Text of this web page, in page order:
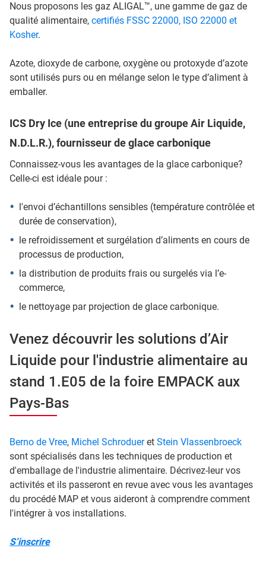
Nous proposons les gaz ALIGAL™, une gamme de gaz de
qualité alimentaire, certifiés FSSC 22000, ISO 22000 et
Kosher.
Azote, dioxyde de carbone, oxygène ou protoxyde d’azote
sont utilisés purs ou en mélange selon le type d’aliment à
emballer.
ICS Dry Ice (une entreprise du groupe Air Liquide,
N.D.L.R.), fournisseur de glace carbonique
Connaissez-vous les avantages de la glace carbonique?
Celle-ci est idéale pour :
l'envoi d’échantillons sensibles (température contrôlée et
durée de conservation),
le refroidissement et surgélation d’aliments en cours de
processus de production,
la distribution de produits frais ou surgelés via l’e-
commerce,
le nettoyage par projection de glace carbonique.
Venez découvrir les solutions d’Air
Liquide pour l'industrie alimentaire au
stand 1.E05 de la foire EMPACK aux
Pays-Bas
Berno de Vree, Michel Schrodueret Stein Vlassenbroeck
sont spécialisés dans les techniques de production et
d'emballage de l'industrie alimentaire. Décrivez-leur vos
activités et ils passeront en revue avec vous les avantages
du procédé MAP et vous aideront à comprendre comment
l'intégrer à vos installations.
S’inscrire